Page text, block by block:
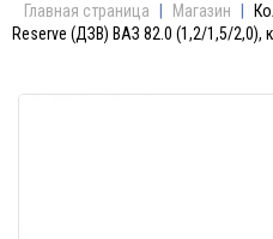
Главная страница Магазин
Reserve (ДЗВ) ВАЗ 82.0 (1,2/1,5/2,0),